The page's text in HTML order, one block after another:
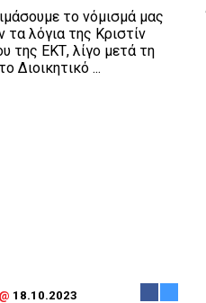
το νόμισμά μας
τα λόγια της Κριστίν
της ΕΚΤ, λίγο μετά τη
Διοικητικό ...
@ 18.10.2023